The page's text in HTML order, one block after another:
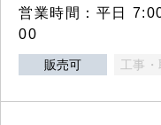
営業時間：平日
00
販売可 工事